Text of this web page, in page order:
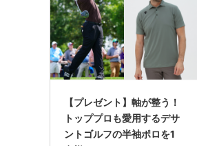
【プレゼント】軸が整う！
トッププロも愛用するデサ
ントゴルフの半袖ポロを1